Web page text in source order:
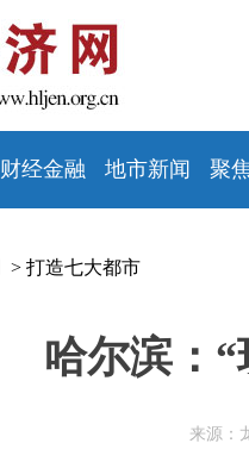
财经金融 地市新闻 聚
> 打造七大都市
哈尔滨：
来源：